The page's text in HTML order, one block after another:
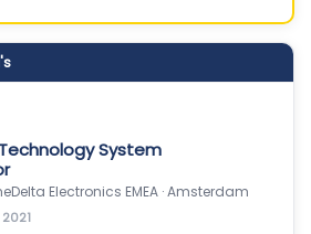
System
Electronics EMEA · Amsterdam